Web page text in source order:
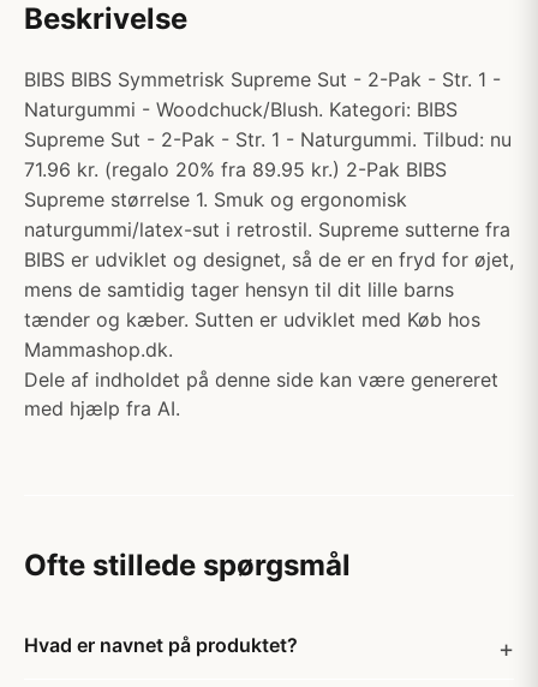
Beskrivelse
BIBS BIBS Symmetrisk Supreme Sut - 2-Pak - Str. 1 -
Naturgummi - Woodchuck/Blush. Kategori: BIBS
Supreme Sut - 2-Pak - Str. 1 - Naturgummi. Tilbud: nu
71.96 kr. (regalo 20% fra 89.95 kr.) 2-Pak BIBS
Supreme størrelse 1. Smuk og ergonomisk
naturgummi/latex-sut i retrostil. Supreme sutterne fra
BIBS er udviklet og designet, så de er en fryd for øjet,
mens de samtidig tager hensyn til dit lille barns
tænder og kæber. Sutten er udviklet med Køb hos
Mammashop.dk.
Dele af indholdet på denne side kan være genereret
med hjælp fra AI.
Ofte stillede spørgsmål
Hvad er navnet på produktet?